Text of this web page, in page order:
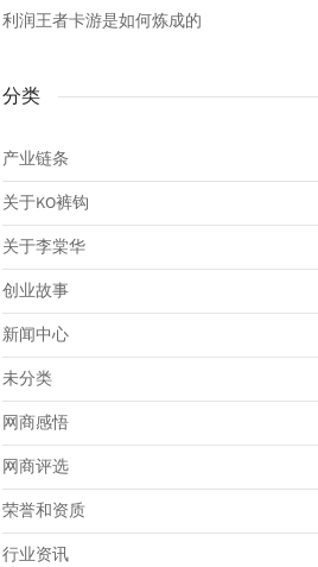
利润王者卡游是如何炼成的
分类
产业链条
关于KO裤钩
关于李棠华
创业故事
新闻中心
未分类
网商感悟
网商评选
荣誉和资质
行业资讯